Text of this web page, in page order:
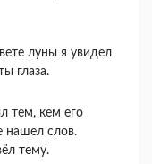
луны я увидел
глаза.
тем, кем его
нашел слов.
тему.